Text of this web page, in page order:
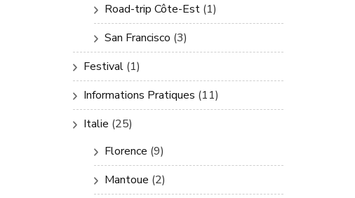
Road-trip Côte-Est (1)
San Francisco (3)
Festival (1)
Informations Pratiques (11)
Italie (25)
Florence (9)
Mantoue (2)